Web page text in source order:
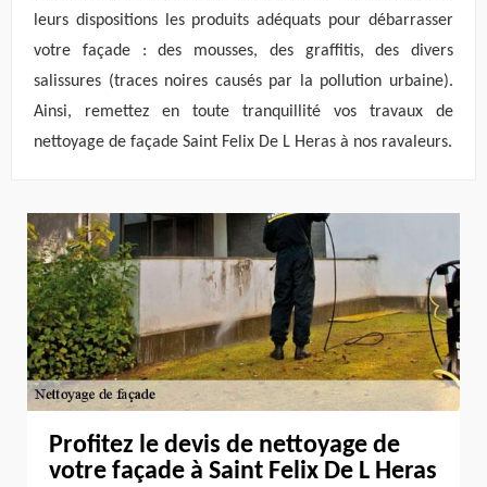
leurs dispositions les produits adéquats pour débarrasser
votre façade : des mousses, des graffitis, des divers
salissures (traces noires causés par la pollution urbaine).
Ainsi, remettez en toute tranquillité vos travaux de
nettoyage de façade Saint Felix De L Heras à nos ravaleurs.
Profitez le devis de nettoyage de
votre façade à Saint Felix De L Heras